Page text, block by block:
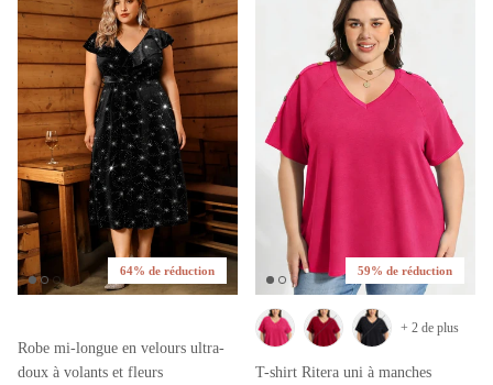
64% de réduction
Robe mi-longue en velours ultra-
doux à volants et fleurs
59% de réduction
T-shirt Ritera uni à manches
+ 2 de plus